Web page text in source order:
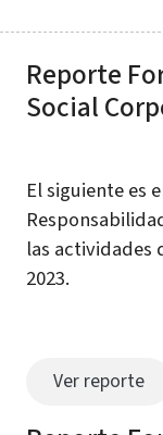
Reporte
Social
El siguiente es
las actividades
2023.
Ver reporte